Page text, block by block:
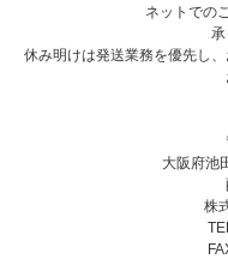
ネットでの
承
休み明けは発送業務を優先し
大阪府池
株